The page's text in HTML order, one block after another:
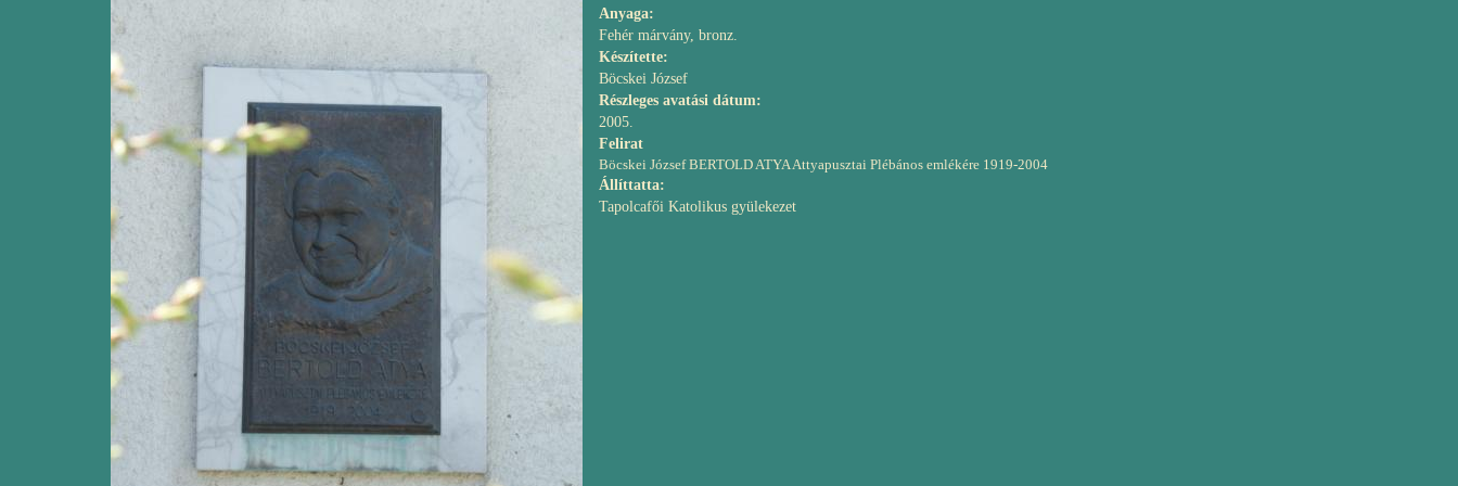
Anyaga:
Fehér márvány, bronz.
Készítette:
Böcskei József
Részleges avatási dátum:
2005.
Felirat
Böcskei József BERTOLD ATYA Attyapusztai Plébános emlékére 1919-2004
Állíttatta:
Tapolcafői Katolikus gyülekezet